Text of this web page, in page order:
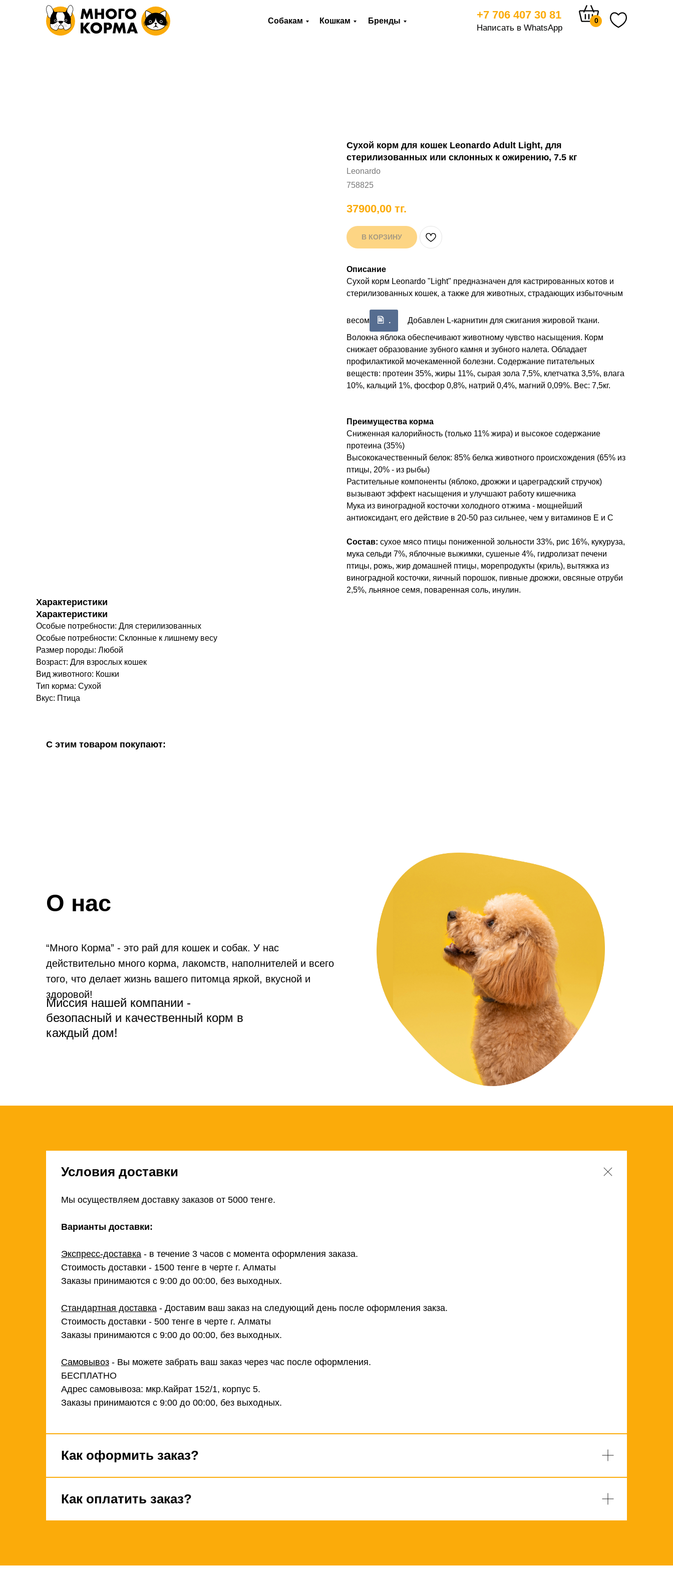
0
Собакам Кошкам Бренды +7 706 407 30 81
Написать в WhatsApp
Сухой корм для кошек Leonardo Adult Light, для
стерилизованных или склонных к ожирению, 7.5 кг
Leonardo
758825
37900,00 тг.
В КОРЗИНУ
Описание
Сухой корм Leonardo "Light" предназначен для кастрированных котов и
стерилизованных кошек, а также для животных, страдающих избыточным
весом .
Добавлен L-карнитин для сжигания жировой ткани.
Волокна яблока обеспечивают животному чувство насыщения. Корм
снижает образование зубного камня и зубного налета. Обладает
профилактикой мочекаменной болезни. Содержание питательных
веществ: протеин 35%, жиры 11%, сырая зола 7,5%, клетчатка 3,5%, влага
10%, кальций 1%, фосфор 0,8%, натрий 0,4%, магний 0,09%. Вес: 7,5кг.
Преимущества корма
Сниженная калорийность (только 11% жира) и высокое содержание
протеина (35%)
Высококачественный белок: 85% белка животного происхождения (65% из
птицы, 20% - из рыбы)
Растительные компоненты (яблоко, дрожжи и цареградский стручок)
вызывают эффект насыщения и улучшают работу кишечника
Мука из виноградной косточки холодного отжима - мощнейший
антиоксидант, его действие в 20-50 раз сильнее, чем у витаминов E и C
Состав: сухое мясо птицы пониженной зольности 33%, рис 16%, кукуруза,
мука сельди 7%, яблочные выжимки, сушеные 4%, гидролизат печени
птицы, рожь, жир домашней птицы, морепродукты (криль), вытяжка из
виноградной косточки, яичный порошок, пивные дрожжи, овсяные отруби
2,5%, льняное семя, поваренная соль, инулин.
Характеристики
Характеристики
Особые потребности: Для стерилизованных
Особые потребности: Склонные к лишнему весу
Размер породы: Любой
Возраст: Для взрослых кошек
Вид животного: Кошки
Тип корма: Сухой
Вкус: Птица
С этим товаром покупают:
“Много Корма” - это рай для кошек и собак. У нас
действительно много корма, лакомств, наполнителей и всего
того, что делает жизнь вашего питомца яркой, вкусной и
здоровой!
Миссия нашей компании -
безопасный и качественный корм в
каждый дом!
О нас
Условия доставки
Мы осуществляем доставку заказов от 5000 тенге.
Варианты доставки:
Экспресс-доставка - в течение 3 часов с момента оформления заказа.
Стоимость доставки - 1500 тенге в черте г. Алматы
Заказы принимаются с 9:00 до 00:00, без выходных.
Стандартная доставка - Доставим ваш заказ на следующий день после оформления закза.
Стоимость доставки - 500 тенге в черте г. Алматы
Заказы принимаются с 9:00 до 00:00, без выходных.
Самовывоз - Вы можете забрать ваш заказ через час после оформления.
БЕСПЛАТНО
Адрес самовывоза: мкр.Кайрат 152/1, корпус 5.
Заказы принимаются с 9:00 до 00:00, без выходных.
Как оформить заказ?
Как оплатить заказ?